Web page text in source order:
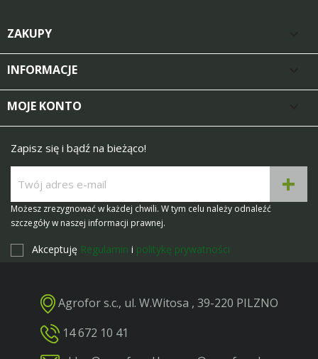
ZAKUPY
INFORMACJE
MOJE KONTO
Zapisz się i bądź na bieżąco!
Możesz zrezygnować w każdej chwili. W tym celu należy odnaleźć
szczegóły w naszej informacji prawnej.
Akceptuję Regulamin i politykę prywatności
Agrofor s.c., ul. W.Witosa , 39-220 PILZNO
14 672 10 41